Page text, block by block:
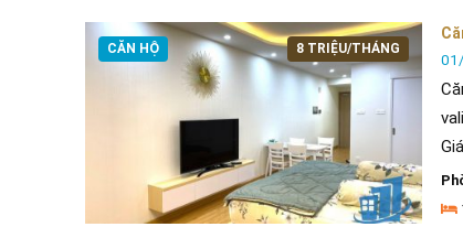
CĂN HỘ 8 TRIỆU/THÁNG